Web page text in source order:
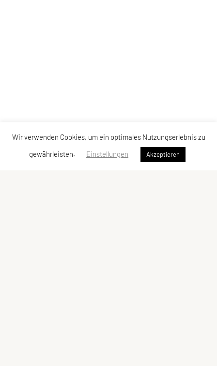
Wir verwenden Cookies, um ein optimales Nutzungserlebnis zu
gewährleisten.
Einstellungen Akzeptieren